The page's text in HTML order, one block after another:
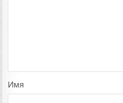
Имя